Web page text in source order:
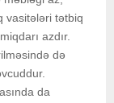
vasitələri tətbiq
azdır.
də
da